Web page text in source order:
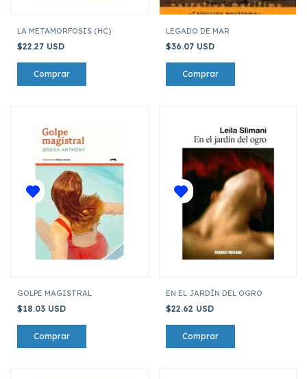
LA METAMORFOSIS (HC)
$22.27 USD
LEGADO DE MAR
$36.07 USD
GOLPE MAGISTRAL
$18.03 USD
EN EL JARDÍN DEL OGRO
$22.62 USD